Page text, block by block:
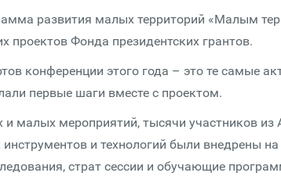
развития малых территорий «Малым
проектов Фонда президентских грантов.
конференции этого года – это те самые
первые шаги вместе с проектом.
малых мероприятий, тысячи участников из
и технологий были внедрены
страт сессии и обучающие